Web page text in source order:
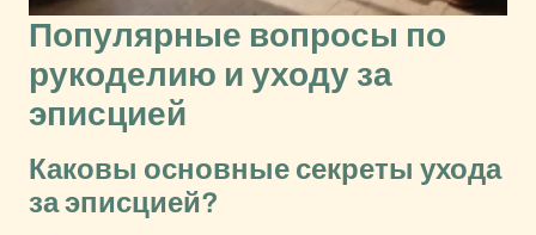
Популярные вопросы по
рукоделию и уходу за
эписцией
Каковы основные секреты ухода
за эписцией?